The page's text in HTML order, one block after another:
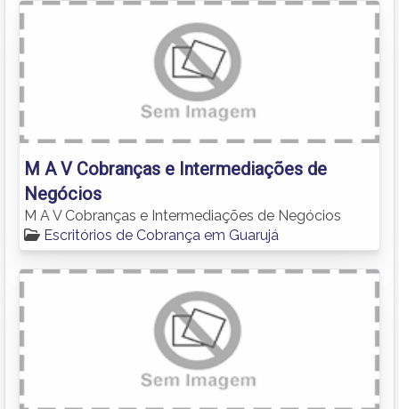
M A V Cobranças e Intermediações de
Negócios
M A V Cobranças e Intermediações de Negócios
Escritórios de Cobrança em Guarujá